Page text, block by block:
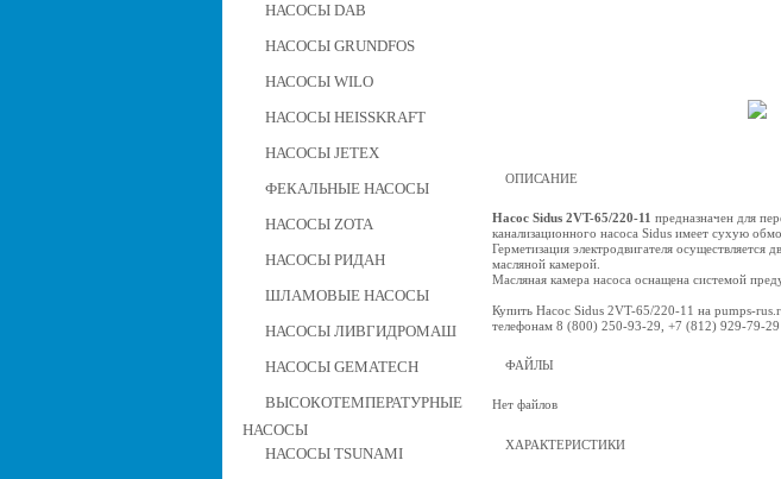
НАСОСЫ DAB
НАСОСЫ GRUNDFOS
НАСОСЫ WILO
НАСОСЫ HEISSKRAFT
НАСОСЫ JETEX
ФЕКАЛЬНЫЕ НАСОСЫ
НАСОСЫ ZOTA
НАСОСЫ РИДАН
ШЛАМОВЫЕ НАСОСЫ
НАСОСЫ ЛИВГИДРОМАШ
НАСОСЫ GEMATECH
ВЫСОКОТЕМПЕРАТУРНЫЕ
НАСОСЫ
НАСОСЫ TSUNAMI
ОПИСАНИЕ
Насос Sidus 2VT-65/220-11 предназначен для
канализационного насоса Sidus имеет сухую
Герметизация электродвигателя
масляной камерой.
Масляная камера насоса оснащена системой
Купить Насос Sidus 2VT-65/220-11 на pumps-
телефонам 8 (800) 250-93-29, +7 (812) 929-79-29
ФАЙЛЫ
Нет файлов
ХАРАКТЕРИСТИКИ